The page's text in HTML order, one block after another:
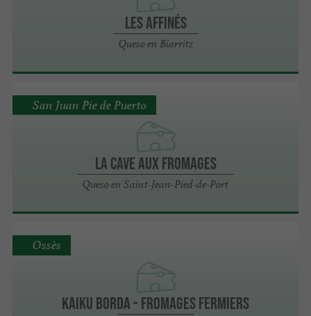
Les Affinés
Queso en Biarritz
LA CAVE AUX FROMAGES
Queso en Saint-Jean-Pied-de-Port
San Juan Pie de Puerto
KAIKU BORDA - FROMAGES FERMIERS
Ossès